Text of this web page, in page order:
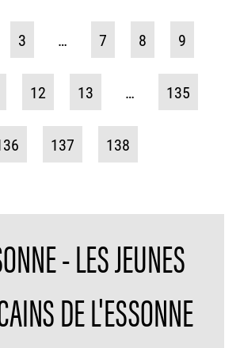
3 … 7 8 9
12 13 … 135
137 138
- LES JEUNES
DE L'ESSONNE